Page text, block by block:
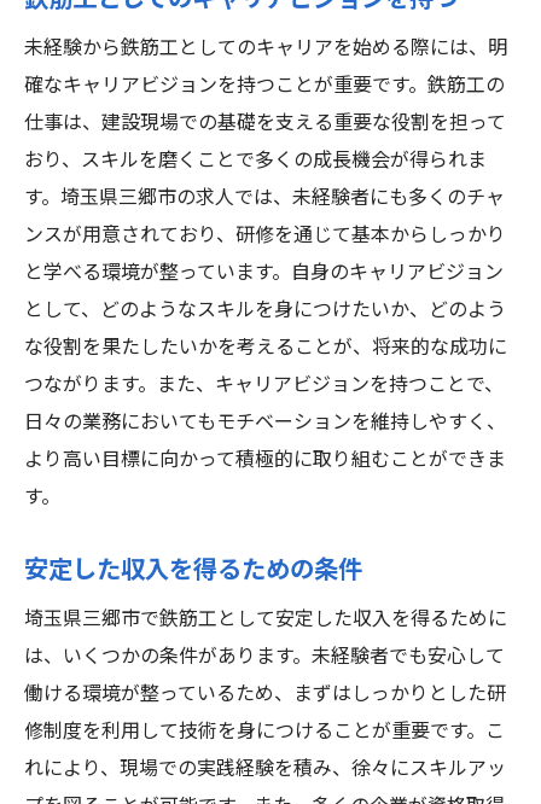
未経験から鉄筋工としてのキャリアを始める際には、明
確なキャリアビジョンを持つことが重要です。鉄筋工の
仕事は、建設現場での基礎を支える重要な役割を担って
おり、スキルを磨くことで多くの成長機会が得られま
す。埼玉県三郷市の求人では、未経験者にも多くのチャ
ンスが用意されており、研修を通じて基本からしっかり
と学べる環境が整っています。自身のキャリアビジョン
として、どのようなスキルを身につけたいか、どのよう
な役割を果たしたいかを考えることが、将来的な成功に
つながります。また、キャリアビジョンを持つことで、
日々の業務においてもモチベーションを維持しやすく、
より高い目標に向かって積極的に取り組むことができま
す。
安定した収入を得るための条件
埼玉県三郷市で鉄筋工として安定した収入を得るために
は、いくつかの条件があります。未経験者でも安心して
働ける環境が整っているため、まずはしっかりとした研
修制度を利用して技術を身につけることが重要です。こ
れにより、現場での実践経験を積み、徐々にスキルアッ